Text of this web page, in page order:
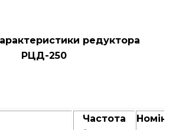
редуктора
РЦД-250
Частота